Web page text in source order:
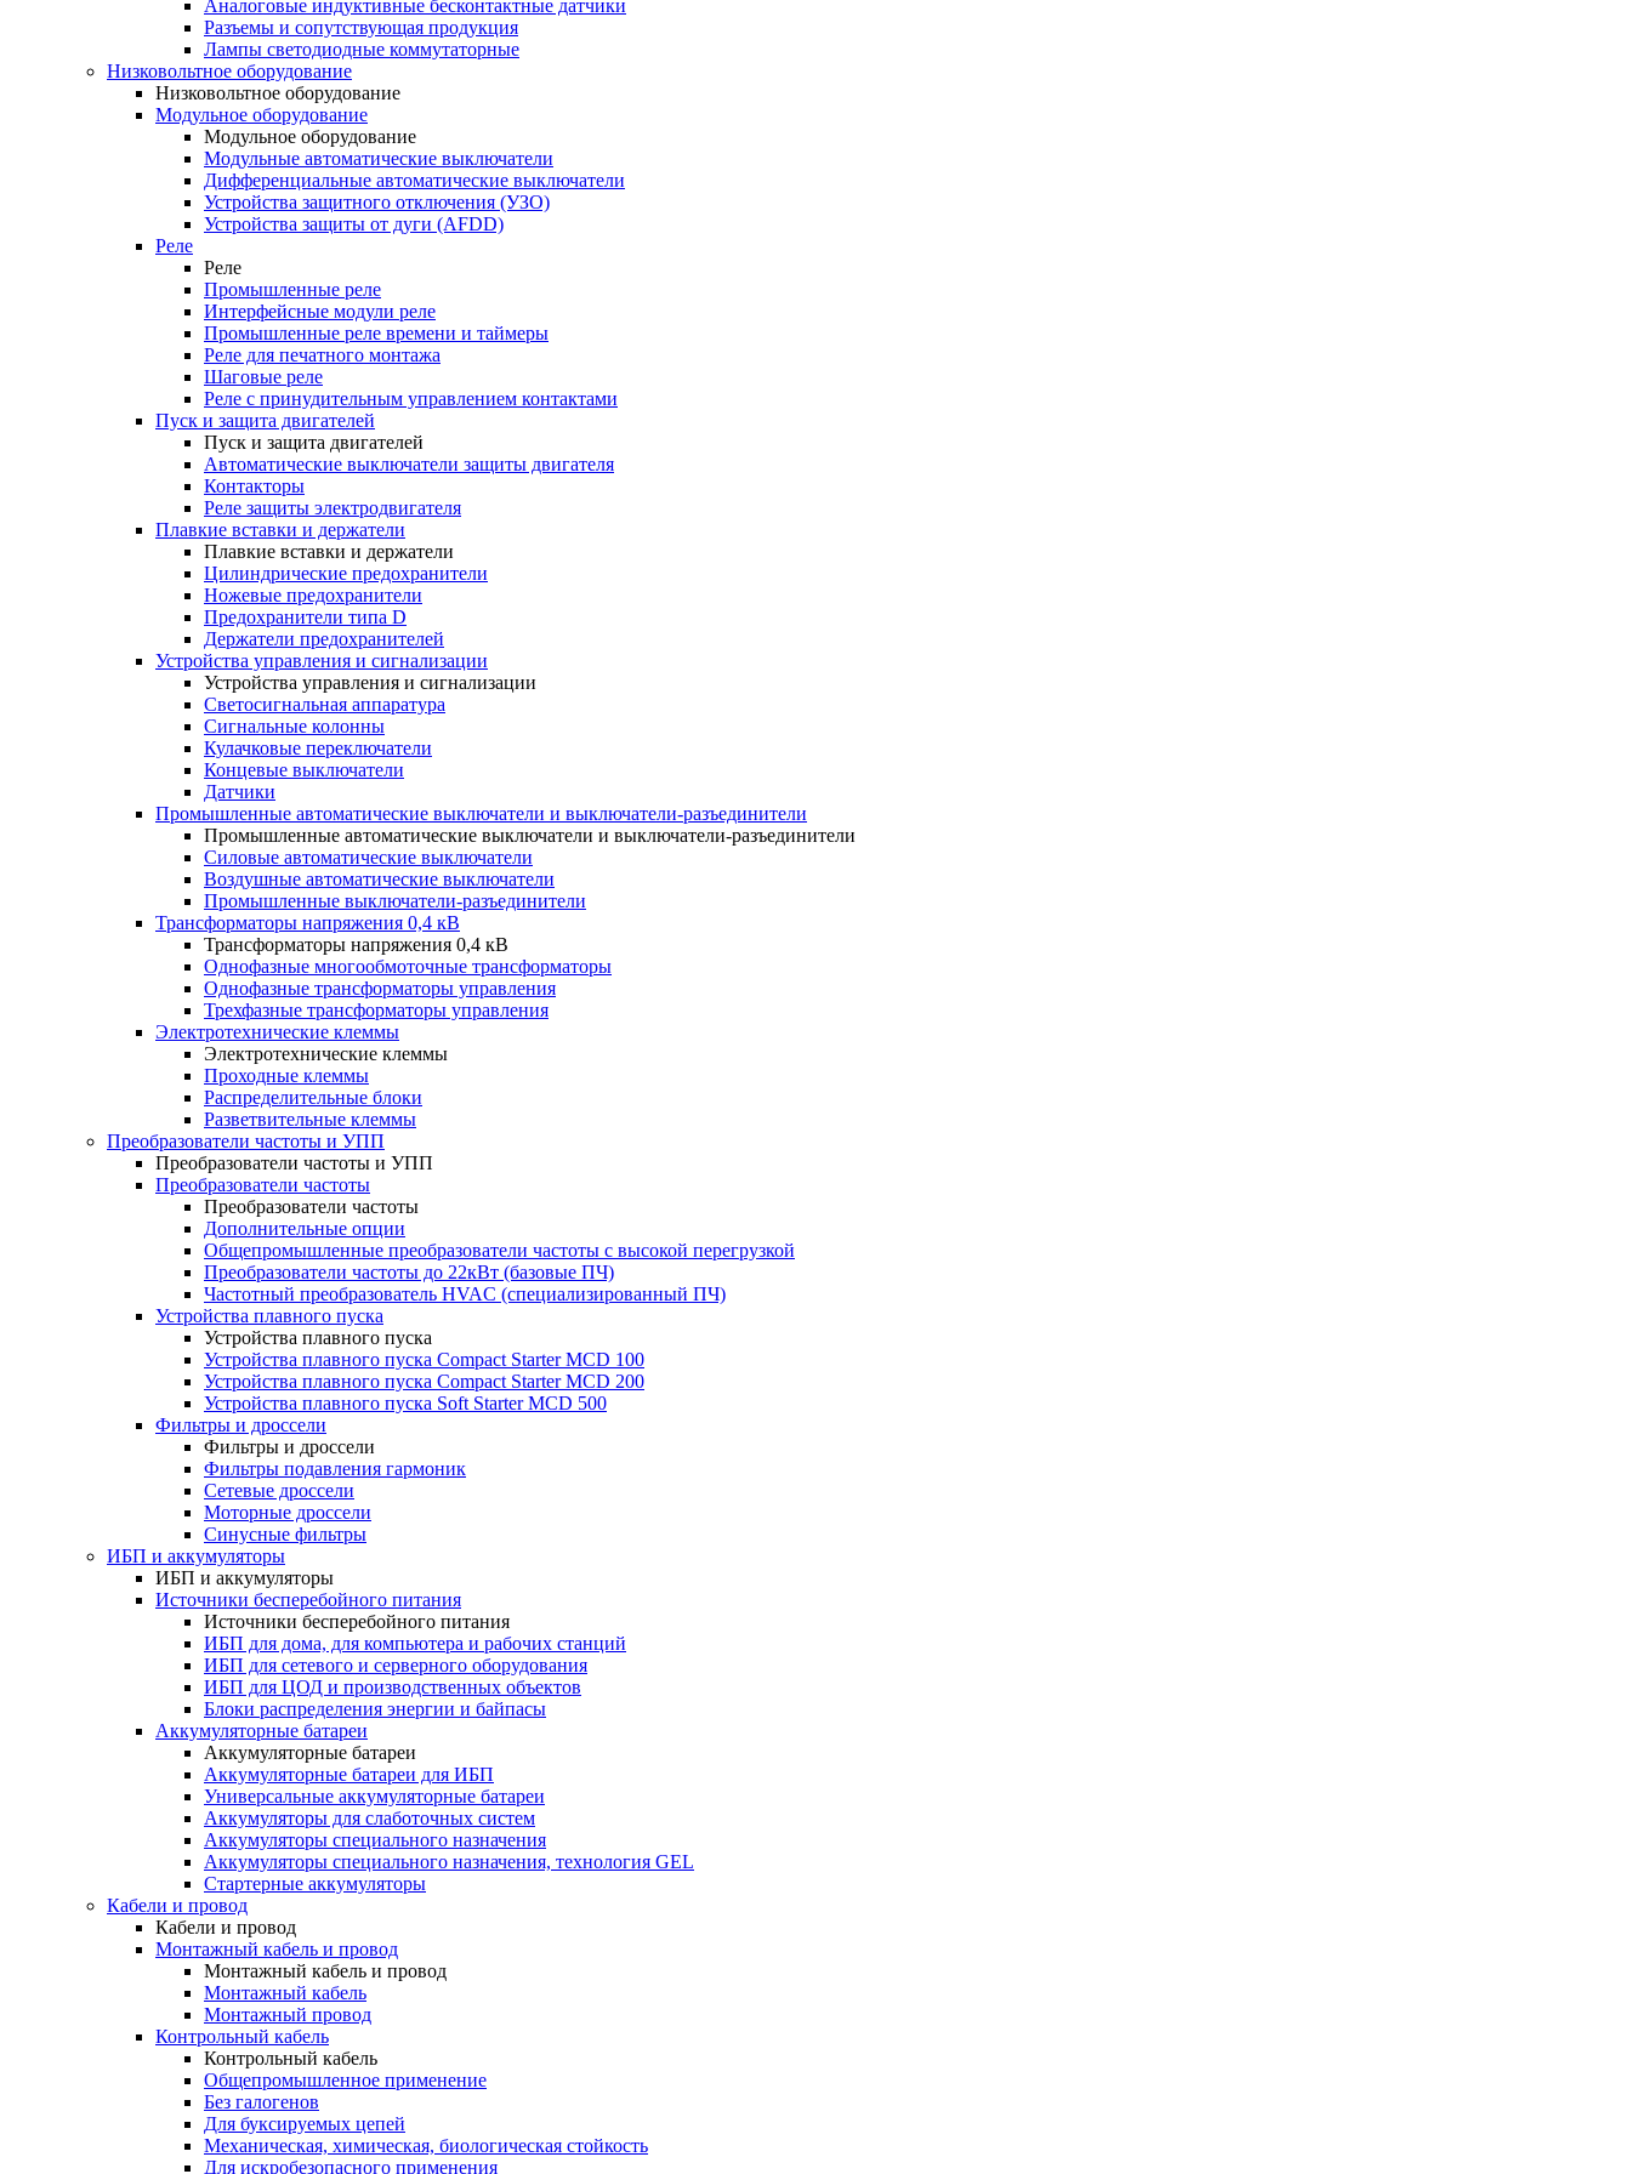
Аналоговые индуктивные бесконтактные датчики
Разъемы и сопутствующая продукция
Лампы светодиодные коммутаторные
Низковольтное оборудование
Низковольтное оборудование
Модульное оборудование
Модульное оборудование
Модульные автоматические выключатели
Дифференциальные автоматические выключатели
Устройства защитного отключения (УЗО)
Устройства защиты от дуги (AFDD)
Реле
Реле
Промышленные реле
Интерфейсные модули реле
Промышленные реле времени и таймеры
Реле для печатного монтажа
Шаговые реле
Реле с принудительным управлением контактами
Пуск и защита двигателей
Пуск и защита двигателей
Автоматические выключатели защиты двигателя
Контакторы
Реле защиты электродвигателя
Плавкие вставки и держатели
Плавкие вставки и держатели
Цилиндрические предохранители
Ножевые предохранители
Предохранители типа D
Держатели предохранителей
Устройства управления и сигнализации
Устройства управления и сигнализации
Светосигнальная аппаратура
Сигнальные колонны
Кулачковые переключатели
Концевые выключатели
Датчики
Промышленные автоматические выключатели и выключатели-разъединители
Промышленные автоматические выключатели и выключатели-разъединители
Силовые автоматические выключатели
Воздушные автоматические выключатели
Промышленные выключатели-разъединители
Трансформаторы напряжения 0,4 кВ
Трансформаторы напряжения 0,4 кВ
Однофазные многообмоточные трансформаторы
Однофазные трансформаторы управления
Трехфазные трансформаторы управления
Электротехнические клеммы
Электротехнические клеммы
Проходные клеммы
Распределительные блоки
Разветвительные клеммы
Преобразователи частоты и УПП
Преобразователи частоты и УПП
Преобразователи частоты
Преобразователи частоты
Дополнительные опции
Общепромышленные преобразователи частоты с высокой перегрузкой
Преобразователи частоты до 22кВт (базовые ПЧ)
Частотный преобразователь HVAC (специализированный ПЧ)
Устройства плавного пуска
Устройства плавного пуска
Устройства плавного пуска Compact Starter MCD 100
Устройства плавного пуска Compact Starter MCD 200
Устройства плавного пуска Soft Starter MCD 500
Фильтры и дроссели
Фильтры и дроссели
Фильтры подавления гармоник
Сетевые дроссели
Моторные дроссели
Синусные фильтры
ИБП и аккумуляторы
ИБП и аккумуляторы
Источники бесперебойного питания
Источники бесперебойного питания
ИБП для дома, для компьютера и рабочих станций
ИБП для сетевого и серверного оборудования
ИБП для ЦОД и производственных объектов
Блоки распределения энергии и байпасы
Аккумуляторные батареи
Аккумуляторные батареи
Аккумуляторные батареи для ИБП
Универсальные аккумуляторные батареи
Аккумуляторы для слаботочных систем
Аккумуляторы специального назначения
Аккумуляторы специального назначения, технология GEL
Стартерные аккумуляторы
Кабели и провод
Кабели и провод
Монтажный кабель и провод
Монтажный кабель и провод
Монтажный кабель
Монтажный провод
Контрольный кабель
Контрольный кабель
Общепромышленное применение
Без галогенов
Для буксируемых цепей
Механическая, химическая, биологическая стойкость
Для искробезопасного применения